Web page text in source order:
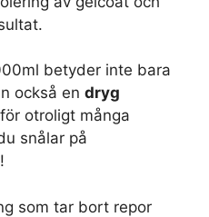
betyder inte bara
också en dryg
otroligt många
snålar på
som tar bort repor